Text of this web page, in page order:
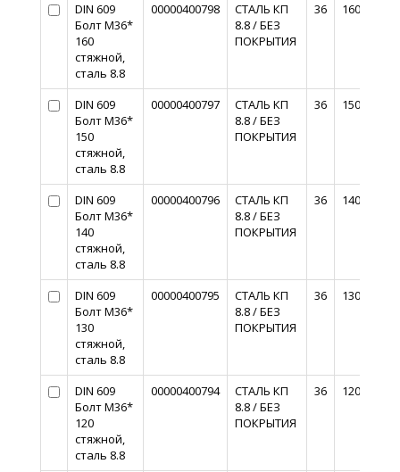
DIN 609
Болт М36*
160
стяжной,
сталь 8.8
00000400798
СТАЛЬ КП
8.8 / БЕЗ
ПОКРЫТИЯ
36 160
DIN 609
Болт М36*
150
стяжной,
сталь 8.8
00000400797
СТАЛЬ КП
8.8 / БЕЗ
ПОКРЫТИЯ
36 150
DIN 609
Болт М36*
140
стяжной,
сталь 8.8
00000400796
СТАЛЬ КП
8.8 / БЕЗ
ПОКРЫТИЯ
36 140
DIN 609
Болт М36*
130
стяжной,
сталь 8.8
00000400795
СТАЛЬ КП
8.8 / БЕЗ
ПОКРЫТИЯ
36 130
DIN 609
Болт М36*
120
стяжной,
сталь 8.8
00000400794
СТАЛЬ КП
8.8 / БЕЗ
ПОКРЫТИЯ
36 120